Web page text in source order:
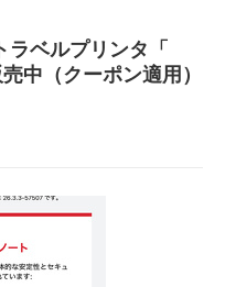
ラベルプリンタ「
中（クーポン適用）